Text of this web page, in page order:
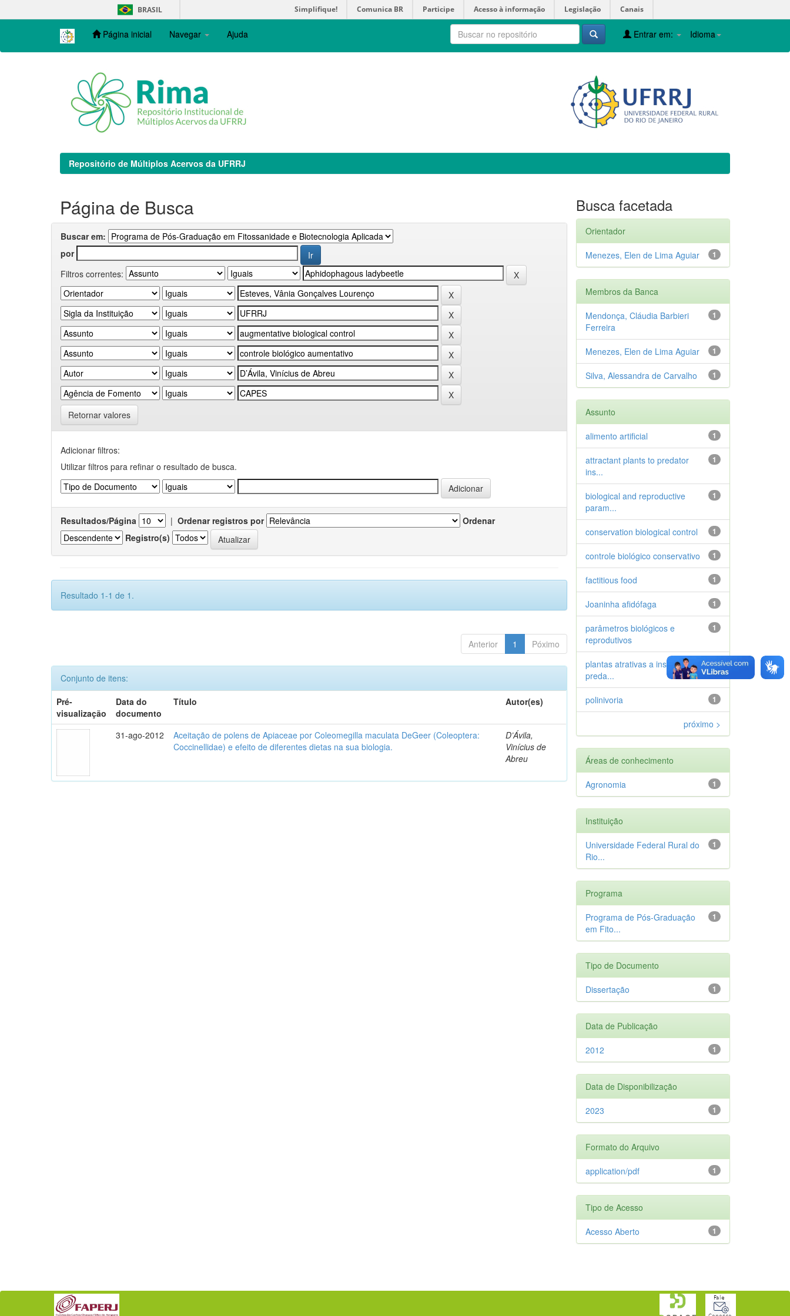
navigation
BRASIL Simplifique! Comunica BR Participe Acesso à informação Legislação Canais
Página inicial Navegar Ajuda Idioma
Entrar em:
Repositório de Múltiplos Acervos da UFRRJ
Página de Busca
Buscar em:
por
Filtros correntes:
Retornar valores
Adicionar filtros:
Utilizar filtros para refinar o resultado de busca.
Resultados/Página | Ordenar registros por
Ordenar
Registro(s)
Resultado 1-1 de 1.
Anterior 1 Póximo
Conjunto de itens:
Pré-
visualização
Data do
documento
Título Autor(es)
31-ago-2012
Aceitação de polens de Apiaceae por Coleomegilla maculata DeGeer (Coleoptera:
Coccinellidae) e efeito de diferentes dietas na sua biologia.
D’Ávila,
Vinícius de
Abreu
Busca facetada
Orientador
1
Menezes, Elen de Lima Aguiar
Membros da Banca
1
Mendonça, Cláudia Barbieri
Ferreira
1
Menezes, Elen de Lima Aguiar
1
Silva, Alessandra de Carvalho
Assunto
1
alimento artificial
1
attractant plants to predator
ins...
1
biological and reproductive
param...
1
conservation biological control
1
controle biológico conservativo
1
factitious food
1
Joaninha afidófaga
1
parâmetros biológicos e
reprodutivos
1
plantas atrativas a insetos
preda...
1
polinivoria
próximo >
Áreas de conhecimento
1
Agronomia
Instituição
1
Universidade Federal Rural do
Rio...
Programa
1
Programa de Pós-Graduação
em Fito...
Tipo de Documento
1
Dissertação
Data de Publicação
1
2012
Data de Disponibilização
1
2023
Formato do Arquivo
1
application/pdf
Tipo de Acesso
1
Acesso Aberto